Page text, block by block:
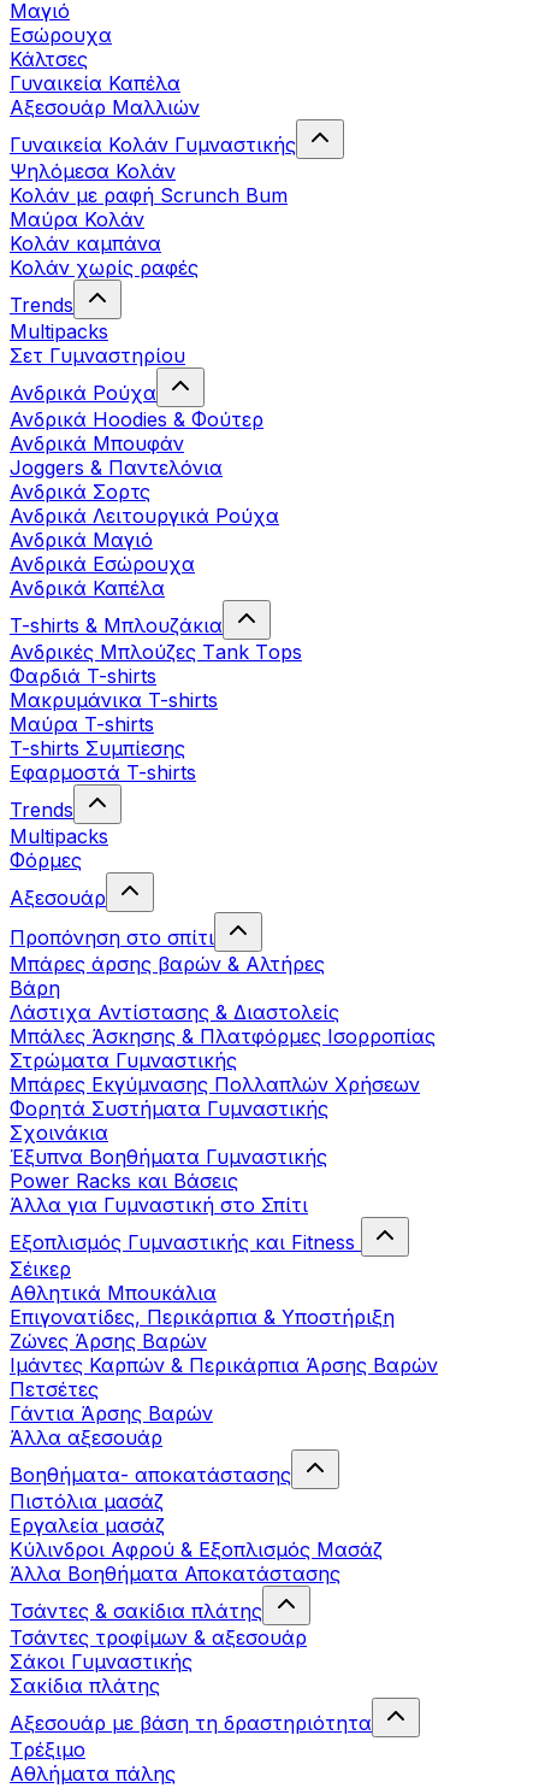
Μαγιό
Εσώρουχα
Κάλτσες
Γυναικεία Καπέλα
Αξεσουάρ Μαλλιών
Γυναικεία Κολάν Γυμναστικής
Ψηλόμεσα Κολάν
Κολάν με ραφή Scrunch Bum
Μαύρα Κολάν
Κολάν καμπάνα
Κολάν χωρίς ραφές
Trends
Multipacks
Σετ Γυμναστηρίου
Ανδρικά Ρούχα
Ανδρικά Hoodies & Φούτερ
Ανδρικά Μπουφάν
Joggers & Παντελόνια
Ανδρικά Σορτς
Ανδρικά Λειτουργικά Ρούχα
Ανδρικά Μαγιό
Ανδρικά Εσώρουχα
Ανδρικά Καπέλα
T-shirts & Μπλουζάκια
Ανδρικές Mπλούζες Τank Τops
Φαρδιά T-shirts
Μακρυμάνικα T-shirts
Μαύρα T-shirts
T-shirts Συμπίεσης
Εφαρμοστά T-shirts
Trends
Multipacks
Φόρμες
Αξεσουάρ
Προπόνηση στο σπίτι
Μπάρες άρσης βαρών & Αλτήρες
Βάρη
Λάστιχα Αντίστασης & Διαστολείς
Μπάλες Άσκησης & Πλατφόρμες Ισορροπίας
Στρώματα Γυμναστικής
Μπάρες Εκγύμνασης Πολλαπλών Χρήσεων
Φορητά Συστήματα Γυμναστικής
Σχοινάκια
Έξυπνα Βοηθήματα Γυμναστικής
Power Racks και Βάσεις
Άλλα για Γυμναστική στο Σπίτι
Εξοπλισμός Γυμναστικής και Fitness
Σέικερ
Αθλητικά Μπουκάλια
Επιγονατίδες, Περικάρπια & Υποστήριξη
Ζώνες Άρσης Βαρών
Ιμάντες Καρπών & Περικάρπια Άρσης Βαρών
Πετσέτες
Γάντια Άρσης Βαρών
Άλλα αξεσουάρ
Βοηθήματα- αποκατάστασης
Πιστόλια μασάζ
Εργαλεία μασάζ
Κύλινδροι Αφρού & Εξοπλισμός Μασάζ
Άλλα Βοηθήματα Αποκατάστασης
Τσάντες & σακίδια πλάτης
Τσάντες τροφίμων & αξεσουάρ
Σάκοι Γυμναστικής
Σακίδια πλάτης
Αξεσουάρ με βάση τη δραστηριότητα
Tρέξιμο
Αθλήματα πάλης